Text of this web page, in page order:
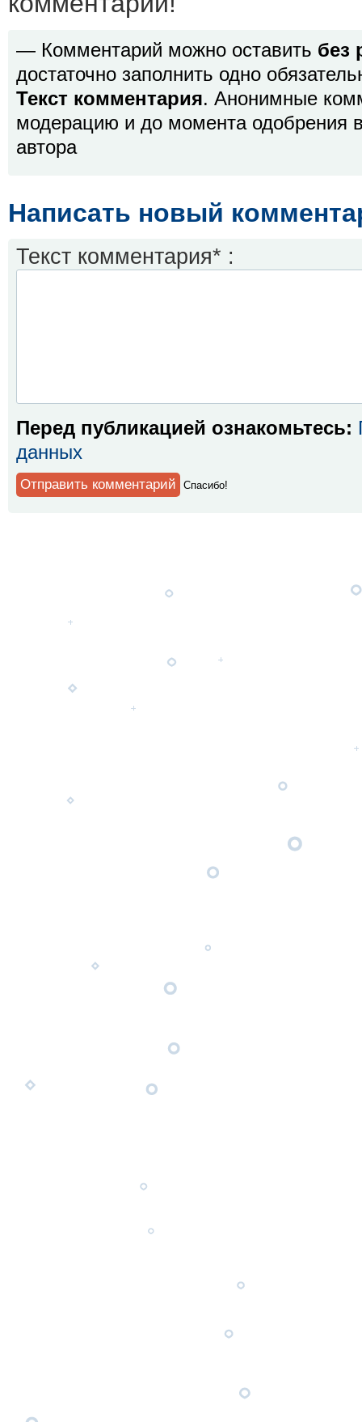
— Комментарий можно оставить без
достаточно заполнить одно
Текст комментария. Анонимные
модерацию и до момента одобрения
автора
Написать новый
Текст комментария* :
Перед публикацией ознакомьтесь:
данных
Спaсибо!